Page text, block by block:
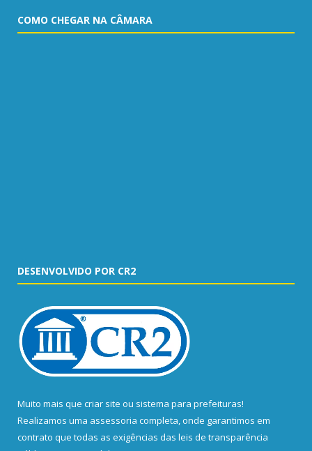
COMO CHEGAR NA CÂMARA
DESENVOLVIDO POR CR2
Muito mais que criar site ou sistema para prefeituras!
Realizamos uma assessoria completa, onde garantimos em
contrato que todas as exigências das leis de transparência